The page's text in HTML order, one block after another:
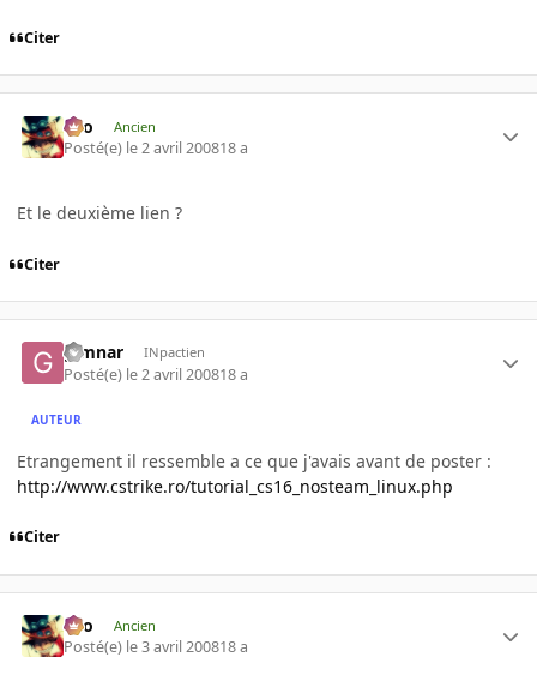
Citer
eYo Ancien
Posté(e) le 2 avril 200818 a
Et le deuxième lien ?
Citer
gimnar INpactien
Posté(e) le 2 avril 200818 a
AUTEUR
Etrangement il ressemble a ce que j'avais avant de poster :
http://www.cstrike.ro/tutorial_cs16_nosteam_linux.php
Citer
eYo Ancien
Posté(e) le 3 avril 200818 a